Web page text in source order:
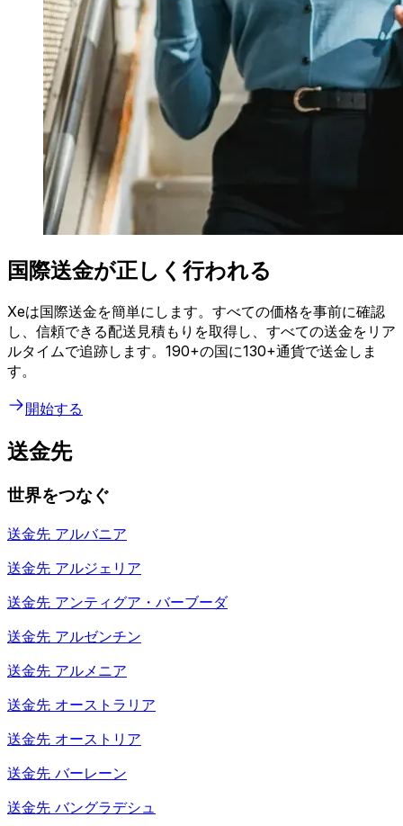
国際送金が正しく行われる
Xeは国際送金を簡単にします。すべての価格を事前に確認
し、信頼できる配送見積もりを取得し、すべての送金をリア
ルタイムで追跡します。190+の国に130+通貨で送金しま
す。
開始する
送金先
世界をつなぐ
送金先 アルバニア
送金先 アルジェリア
送金先 アンティグア・バーブーダ
送金先 アルゼンチン
送金先 アルメニア
送金先 オーストラリア
送金先 オーストリア
送金先 バーレーン
送金先 バングラデシュ